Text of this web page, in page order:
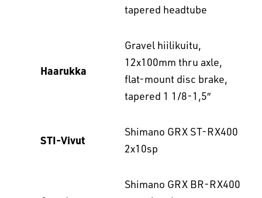
tapered headtube
Haarukka
Gravel hiilikuitu,
12x100mm thru axle,
flat-mount disc brake,
tapered 1 1/8-1,5″
STI-Vivut
Shimano GRX ST-RX400
2x10sp
Shimano GRX BR-RX400